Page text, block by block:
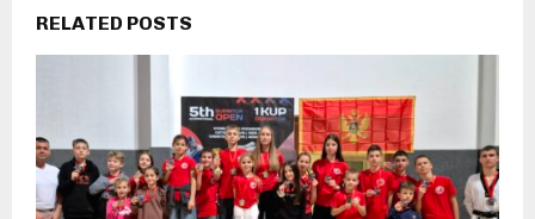
RELATED POSTS